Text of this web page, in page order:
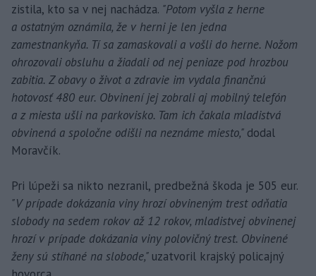
zistila, kto sa v nej nachádza. "Potom vyšla z herne
a ostatným oznámila, že v herni je len jedna
zamestnankyňa. Tí sa zamaskovali a vošli do herne. Nožom
ohrozovali obsluhu a žiadali od nej peniaze pod hrozbou
zabitia. Z obavy o život a zdravie im vydala finančnú
hotovosť 480 eur. Obvinení jej zobrali aj mobilný telefón
a z miesta ušli na parkovisko. Tam ich čakala mladistvá
obvinená a spoločne odišli na neznáme miesto," dodal
Moravčík.
Pri lúpeži sa nikto nezranil, predbežná škoda je 505 eur.
"V prípade dokázania viny hrozí obvineným trest odňatia
slobody na sedem rokov až 12 rokov, mladistvej obvinenej
hrozí v prípade dokázania viny polovičný trest. Obvinené
ženy sú stíhané na slobode," uzatvoril krajský policajný